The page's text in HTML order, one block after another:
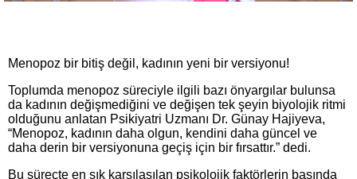
Menopoz bir bitiş değil, kadının yeni bir versiyonu!
Toplumda menopoz süreciyle ilgili bazı önyargılar bulunsa
da kadının değişmediğini ve değişen tek şeyin biyolojik ritmi
olduğunu anlatan Psikiyatri Uzmanı Dr. Günay Hajiyeva,
“Menopoz, kadının daha olgun, kendini daha güncel ve
daha derin bir versiyonuna geçiş için bir fırsattır.” dedi.
Bu süreçte en sık karşılaşılan psikolojik faktörlerin başında